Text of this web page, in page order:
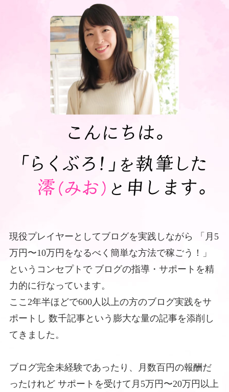
現役プレイヤーとしてブログを実践しながら
「月5
万円〜10万円をなるべく簡単な方法で稼ごう！」
というコンセプトでブログの指導・サポートを精
力的に行なっています。
ここ2年半ほどで600人以上の方のブログ実践をサ
ポートし 数千記事という膨大な量の記事を添削し
てきました。
ブログ完全未経験であったり、月数百円の報酬だ
ったけれど サポートを受けて月5万円〜20万円以上